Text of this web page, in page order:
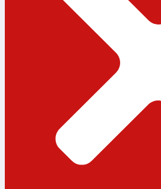
বিশেষ প্রতিবেদন